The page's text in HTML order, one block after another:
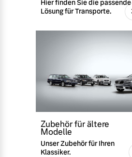
Hier finden Sie die passende
Lösung für Transporte.
Zubehör für ältere
Modelle
Unser Zubehör für Ihren
Klassiker.